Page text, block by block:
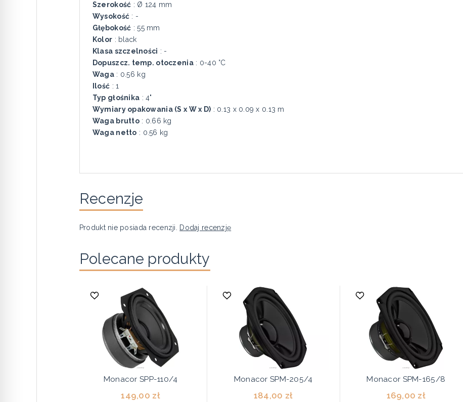
Szerokość : Ø 124 mm
Wysokość : -
Głębokość : 55 mm
Kolor : black
Klasa szczelności : -
Dopuszcz. temp. otoczenia: 0-40 °C
Waga: 0.56 kg
Ilość : 1
Typ głośnika : 4"
Wymiary opakowania (S x W x D) : 0.13 x 0.09 x 0.13 m
Waga brutto: 0.66 kg
Waga netto : 0.56 kg
Recenzje
Produkt nie posiada recenzji. Dodaj recenzję
Polecane produkty
Monacor SPP-110/4
149,00 zł
Monacor SPM-205/4
184,00 zł
Monacor SPM-165/8
169,00 zł